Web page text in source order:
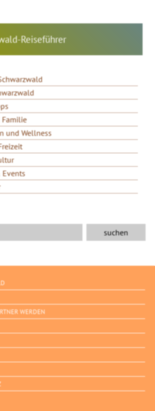
Reiseführer
und Wellness
WERDEN